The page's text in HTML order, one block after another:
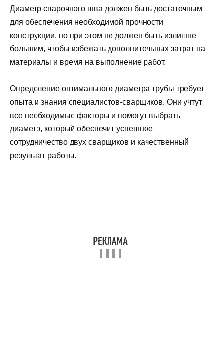
Диаметр сварочного шва должен быть достаточным
для обеспечения необходимой прочности
конструкции, но при этом не должен быть излишне
большим, чтобы избежать дополнительных затрат на
материалы и время на выполнение работ.
Определение оптимального диаметра трубы требует
опыта и знания специалистов-сварщиков. Они учтут
все необходимые факторы и помогут выбрать
диаметр, который обеспечит успешное
сотрудничество двух сварщиков и качественный
результат работы.